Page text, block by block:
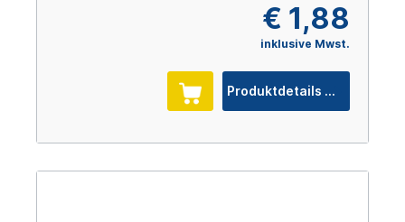
€ 1,88
inklusive Mwst.
Produktdetails